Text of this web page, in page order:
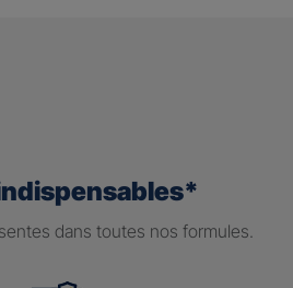
dans toutes nos formules.